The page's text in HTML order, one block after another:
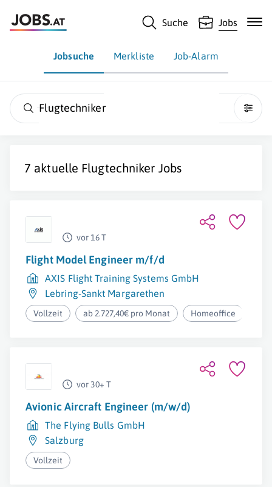
Suche Jobs
Jobsuche Merkliste Job-Alarm
Flugtechniker
7 aktuelle Flugtechniker Jobs
vor 16 T
Flight Model Engineer m/f/d
AXIS Flight Training Systems GmbH
Lebring-Sankt Margarethen
Vollzeit ab 2.727,40€ pro Monat Homeoffice
vor 30+ T
Avionic Aircraft Engineer (m/w/d)
The Flying Bulls GmbH
Salzburg
Vollzeit